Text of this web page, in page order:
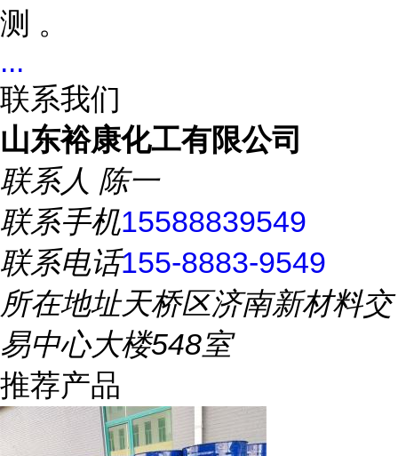
测 。
...
联系我们
山东裕康化工有限公司
联系人 陈一
联系手机15588839549
联系电话155-8883-9549
所在地址天桥区济南新材料交
易中心大楼548室
推荐产品